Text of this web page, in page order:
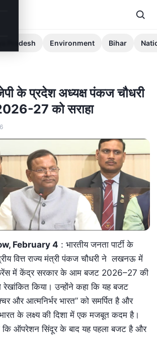
Pradesh Environment Bihar
के प्रदेश अध्यक्ष पंकज चौधरी
27 को सराहा
February 4 : भारतीय जनता पार्टी के
वित्त राज्य मंत्री पंकज चौधरी ने लखनऊ में
में केंद्र सरकार के आम बजट 2026–27 की
किया। उन्होंने कहा कि यह बजट
और आत्मनिर्भर भारत” को समर्पित है और
के लक्ष्य की दिशा में एक मजबूत कदम है।
कि ऑपरेशन सिंदूर के बाद यह पहला बजट है और